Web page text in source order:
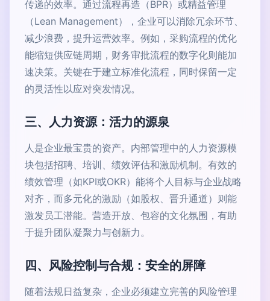
传递的效率。通过流程再造（BPR）或精益管理
（Lean Management），企业可以消除冗余环节、
减少浪费，提升运营效率。例如，采购流程的优化
能缩短供应链周期，财务审批流程的数字化则能加
速决策。关键在于建立标准化流程，同时保留一定
的灵活性以应对突发情况。
三、人力资源：活力的源泉
人是企业最宝贵的资产。内部管理中的人力资源模
块包括招聘、培训、绩效评估和激励机制。有效的
绩效管理（如KPI或OKR）能将个人目标与企业战略
对齐，而多元化的激励（如股权、晋升通道）则能
激发员工潜能。营造开放、包容的文化氛围，有助
于提升团队凝聚力与创新力。
四、风险控制与合规：安全的屏障
随着法规日益复杂，企业必须建立完善的风险管理